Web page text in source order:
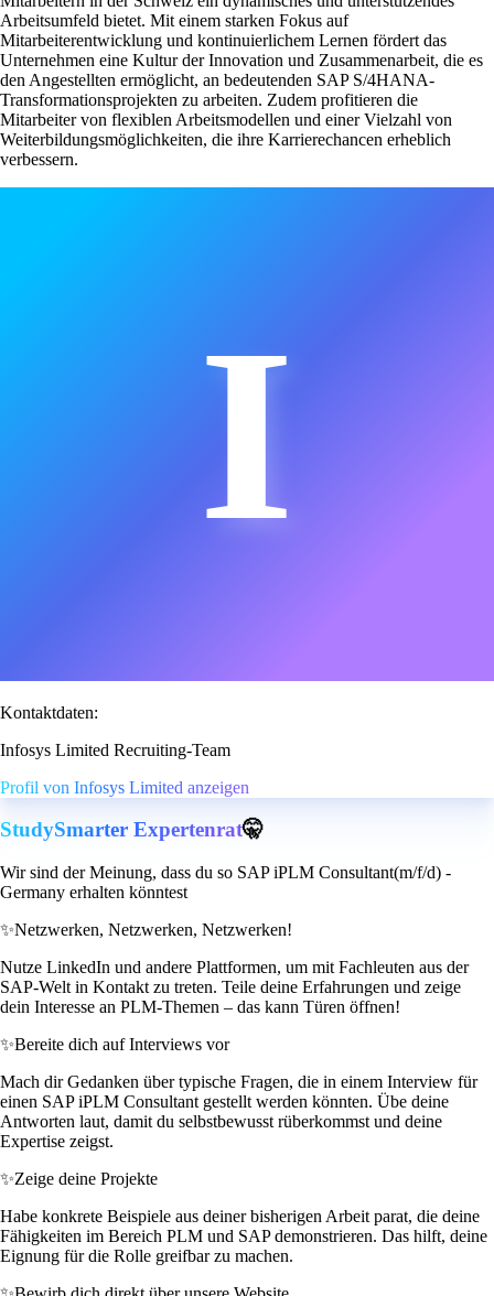
Arbeitsumfeld bietet. Mit einem starken Fokus auf
Mitarbeiterentwicklung und kontinuierlichem Lernen fördert das
Unternehmen eine Kultur der Innovation und Zusammenarbeit, die es
den Angestellten ermöglicht, an bedeutenden SAP S/4HANA-
Transformationsprojekten zu arbeiten. Zudem profitieren die
Mitarbeiter von flexiblen Arbeitsmodellen und einer Vielzahl von
Weiterbildungsmöglichkeiten, die ihre Karrierechancen erheblich
verbessern.
I
Kontaktdaten:
Infosys Limited Recruiting-Team
Profil von Infosys Limited anzeigen
StudySmarter Expertenrat🤫
Wir sind der Meinung, dass du so SAP iPLM Consultant(m/f/d) -
Germany erhalten könntest
✨Netzwerken, Netzwerken, Netzwerken!
Nutze LinkedIn und andere Plattformen, um mit Fachleuten aus der
SAP-Welt in Kontakt zu treten. Teile deine Erfahrungen und zeige
dein Interesse an PLM-Themen – das kann Türen öffnen!
✨Bereite dich auf Interviews vor
Mach dir Gedanken über typische Fragen, die in einem Interview für
einen SAP iPLM Consultant gestellt werden könnten. Übe deine
Antworten laut, damit du selbstbewusst rüberkommst und deine
Expertise zeigst.
✨Zeige deine Projekte
Habe konkrete Beispiele aus deiner bisherigen Arbeit parat, die deine
Fähigkeiten im Bereich PLM und SAP demonstrieren. Das hilft, deine
Eignung für die Rolle greifbar zu machen.